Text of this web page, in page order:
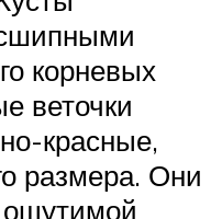
корневых
веточки
красные,
размера. Они